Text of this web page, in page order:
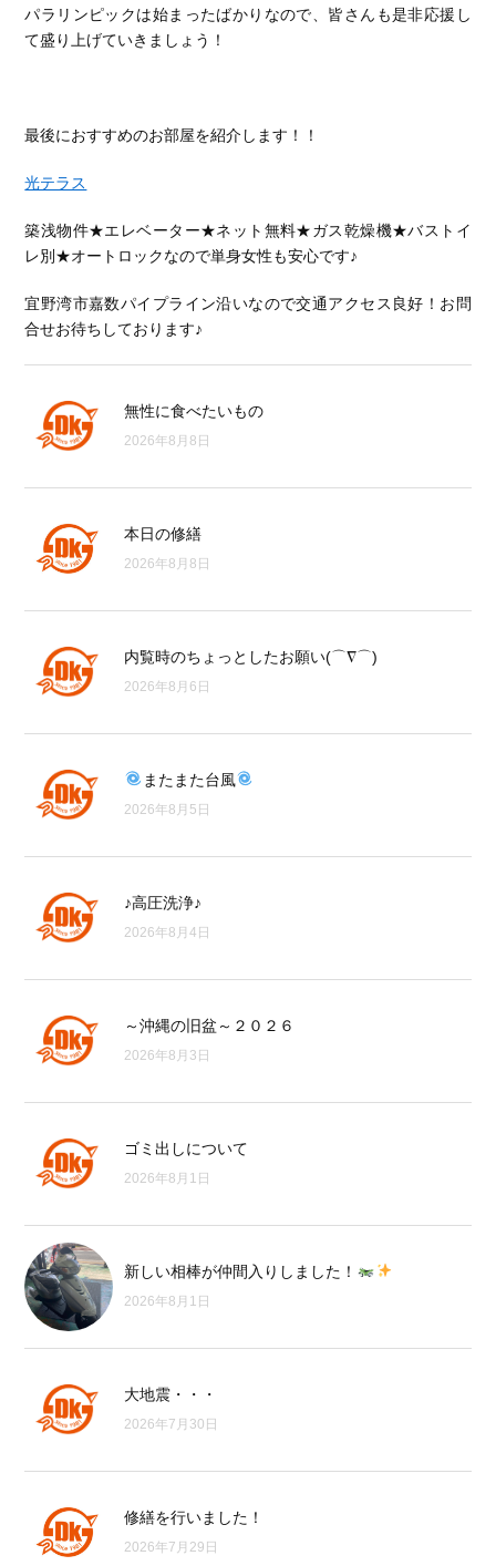
パラリンピックは始まったばかりなので、皆さんも是非応援し
て盛り上げていきましょう！
最後におすすめのお部屋を紹介します！！
光テラス
築浅物件★エレベーター★ネット無料★ガス乾燥機★バストイ
レ別★オートロックなので単身女性も安心です♪
宜野湾市嘉数パイプライン沿いなので交通アクセス良好！お問
合せお待ちしております♪
無性に食べたいもの
2026年8月8日
本日の修繕
2026年8月8日
内覧時のちょっとしたお願い(⌒∇⌒)
2026年8月6日
またまた台風
2026年8月5日
♪高圧洗浄♪
2026年8月4日
～沖縄の旧盆～２０２６
2026年8月3日
ゴミ出しについて
2026年8月1日
新しい相棒が仲間入りしました！
2026年8月1日
大地震・・・
2026年7月30日
修繕を行いました！
2026年7月29日